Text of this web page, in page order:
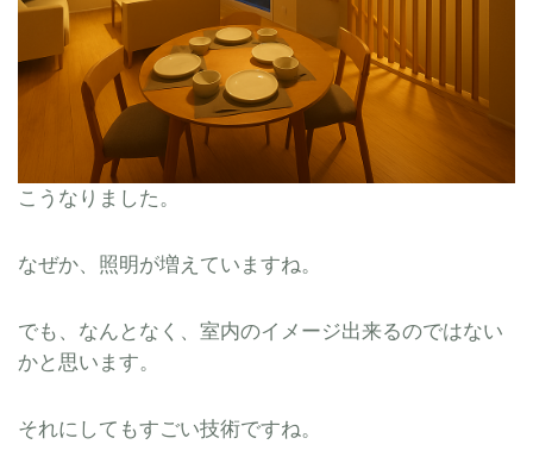
こうなりました。
なぜか、照明が増えていますね。
でも、なんとなく、室内のイメージ出来るのではない
かと思います。
それにしてもすごい技術ですね。